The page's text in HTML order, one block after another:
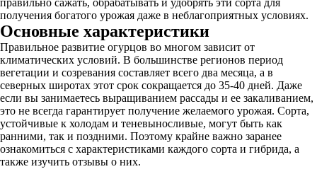
правильно сажать, обрабатывать и удобрять эти сорта для
получения богатого урожая даже в неблагоприятных условиях.
Основные характеристики
Правильное развитие огурцов во многом зависит от
климатических условий. В большинстве регионов период
вегетации и созревания составляет всего два месяца, а в
северных широтах этот срок сокращается до 35-40 дней. Даже
если вы занимаетесь выращиванием рассады и ее закаливанием,
это не всегда гарантирует получение желаемого урожая. Сорта,
устойчивые к холодам и теневыносливые, могут быть как
ранними, так и поздними. Поэтому крайне важно заранее
ознакомиться с характеристиками каждого сорта и гибрида, а
также изучить отзывы о них.